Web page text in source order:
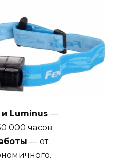
Luminus —
000 часов.
— от